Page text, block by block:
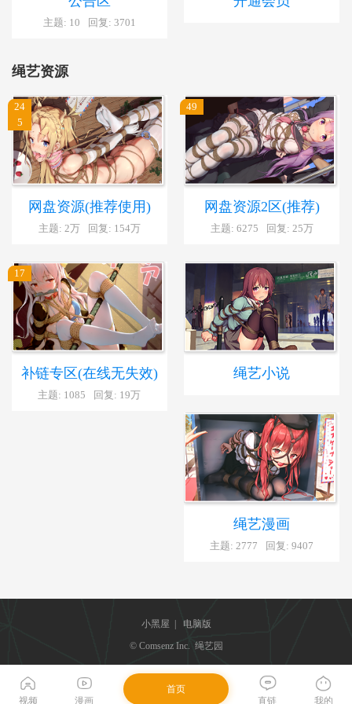
视频 漫画
首页
直链
我的
主题: 10 回复: 3701
绳艺资源
24
5
网盘资源(推荐使用)
主题: 2万 回复: 154万
49
网盘资源2区(推荐)
主题: 6275 回复: 25万
17
补链专区(在线无失效)
主题: 1085 回复: 19万
绳艺小说
绳艺漫画
主题: 2777 回复: 9407
小黑屋 |
电脑版
© Comsenz Inc. 绳艺园